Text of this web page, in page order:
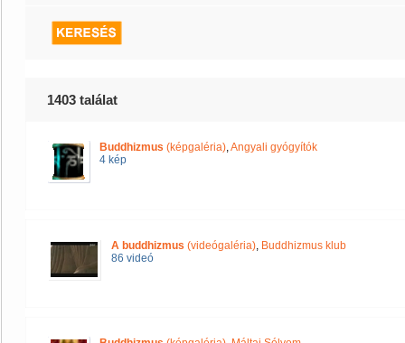
1403 találat
Buddhizmus (képgaléria),Angyali gyógyítók
4 kép
A buddhizmus (videógaléria), Buddhizmus klub
86 videó